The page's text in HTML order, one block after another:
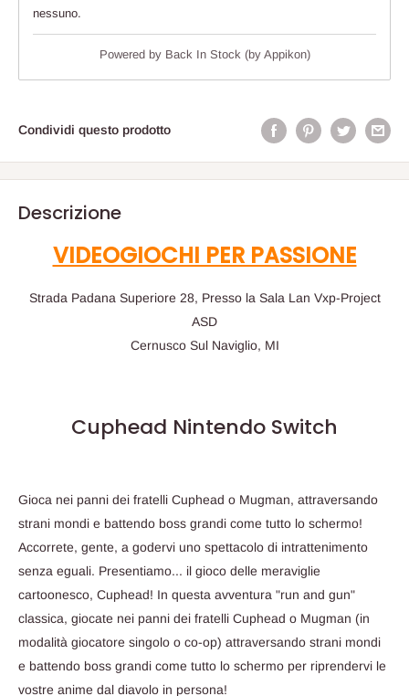
nessuno.
Powered by Back In Stock (by Appikon)
Condividi questo prodotto
Descrizione
VIDEOGIOCHI PER PASSIONE
Strada Padana Superiore 28, Presso la Sala Lan Vxp-Project
ASD
Cernusco Sul Naviglio, MI
Cuphead Nintendo Switch
Gioca nei panni dei fratelli Cuphead o Mugman, attraversando
strani mondi e battendo boss grandi come tutto lo schermo!
Accorrete, gente, a godervi uno spettacolo di intrattenimento
senza eguali. Presentiamo... il gioco delle meraviglie
cartoonesco, Cuphead! In questa avventura "run and gun"
classica, giocate nei panni dei fratelli Cuphead o Mugman (in
modalità giocatore singolo o co-op) attraversando strani mondi
e battendo boss grandi come tutto lo schermo per riprendervi le
vostre anime dal diavolo in persona!